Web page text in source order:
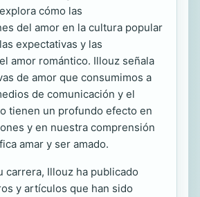
cómo las
del amor en la cultura popular
expectativas y las
amor romántico. Illouz señala
de amor que consumimos a
de comunicación y el
tienen un profundo efecto en
y en nuestra comprensión
amar y ser amado.
carrera, Illouz ha publicado
y artículos que han sido